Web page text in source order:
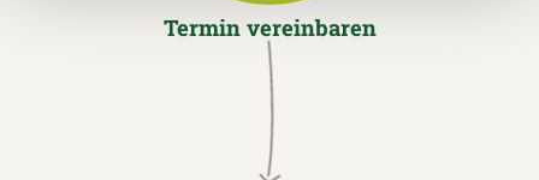
Termin vereinbaren